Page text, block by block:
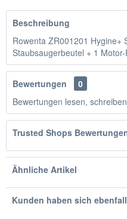
Beschreibung
Rowenta ZR001201 Hygine+
Staubsaugerbeutel + 1
Bewertungen
0
Bewertungen lesen,
Trusted Shops
Ähnliche Artikel
Kunden haben sich